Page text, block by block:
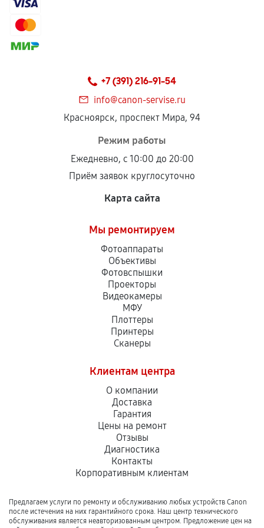
сохраняться полностью или частично, если
соблюдены следующие условия:
центром.
При этом гарантия на сами комплектующие
продавца. За качество сторонних деталей
сервисный центр ответственности не несет.
+7 (391) 216-91-54
info@canon-servise.ru
Красноярск, проспект Мира, 94
Режим работы
Ежедневно, с 10:00 до 20:00
Приём заявок круглосуточно
Карта сайта
Мы ремонтируем
Фотоаппараты
Объективы
Фотовспышки
Проекторы
Видеокамеры
МФУ
Плоттеры
Принтеры
Сканеры
Клиентам центра
О компании
Доставка
Гарантия
Цены на ремонт
Отзывы
Диагностика
Контакты
Корпоративным клиентам
Предлагаем услуги по ремонту и обслуживанию любых устройств Canon
после истечения на них гарантийного срока. Наш центр технического
обслуживания является неавторизованным центром. Предложение цен на